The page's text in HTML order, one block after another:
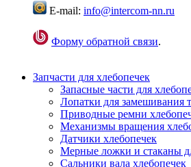
E-mail: info@intercom-nn.ru
Форму обратной связи.
Запчасти для хлебопечек
Запасные части для
Лопатки для замешивания
Приводные ремни
Механизмы вращения
Датчики хлебопечек
Мерные ложки и стаканы
Сальники вала хлебопечек